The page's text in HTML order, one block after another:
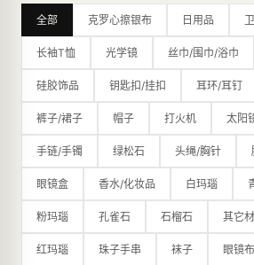
了高品质的925纯银，其产品在银饰品行
品牌还推出了珠宝系列，使用了白金、
了其奢华品质。
Chrome Hearts的限量生产方式也是品牌
款产品都是经过设计师精心设计、手工
更加稀有和有价值。
除了其独特的设计风格和高品质的材料，
制作工艺上也非常讲究，采用了传统的银
造、打磨到雕刻都采用手工完成，每一
序精雕细琢而成，完美地展现了品牌的高
其设计风格以哥特式摇滚元素为主，融
华，成为时尚圈的标志之一。品牌曾获得
众多艺术家和名人的喜爱，如Virgil
石、百家乐等。
全部 克罗心擦银布 日用品
长袖T恤 光学镜 丝巾/围巾/浴巾
硅胶饰品 钥匙扣/挂扣 耳环/耳钉
裤子/裙子 帽子 打火机 太阳
手链/手镯 绿松石 头绳/胸针
眼镜盒 香水/化妆品 白玛瑙
粉玛瑙 孔雀石 石榴石 其它
红玛瑙 珠子手串 袜子 眼镜布